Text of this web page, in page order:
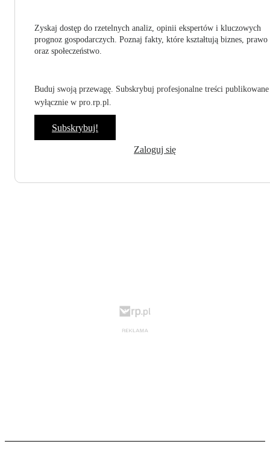
Zyskaj dostęp do rzetelnych analiz, opinii ekspertów i kluczowych
prognoz gospodarczych. Poznaj fakty, które kształtują biznes, prawo
oraz społeczeństwo.
Buduj swoją przewagę. Subskrybuj profesjonalne treści publikowane
wyłącznie w pro.rp.pl.
Subskrybuj!
Zaloguj się